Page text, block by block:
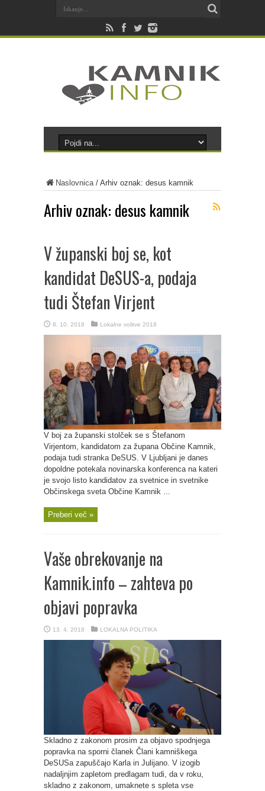
Naslovnica/ Arhiv oznak: desus kamnik
Arhiv oznak: desus kamnik
V županski boj se, kot
kandidat DeSUS-a, podaja
tudi Štefan Virjent
8. 10. 2018 Lokalne volitve 2018
V boj za županski stolček se s Štefanom
Virjentom, kandidatom za župana Občine Kamnik,
podaja tudi stranka DeSUS. V Ljubljani je danes
dopoldne potekala novinarska konferenca na kateri
je svojo listo kandidatov za svetnice in svetnike
Občinskega sveta Občine Kamnik ...
Preberi več »
Vaše obrekovanje na
Kamnik.info – zahteva po
objavi popravka
13. 4. 2018 LOKALNA POLITIKA
Skladno z zakonom prosim za objavo spodnjega
popravka na sporni članek Člani kamniškega
DeSUSa zapuščajo Karla in Julijano. V izogib
nadaljnjim zapletom predlagam tudi, da v roku,
skladno z zakonom, umaknete s spleta vse